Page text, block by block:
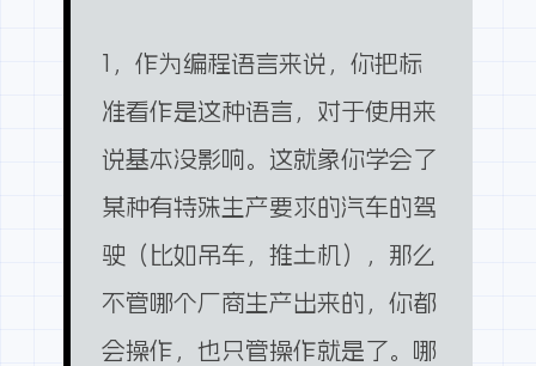
1，作为编程语言来说，你把标
准看作是这种语言，对于使用来
说基本没影响。这就象你学会了
某种有特殊生产要求的汽车的驾
驶（比如吊车，推土机），那么
不管哪个厂商生产出来的，你都
会操作，也只管操作就是了。哪